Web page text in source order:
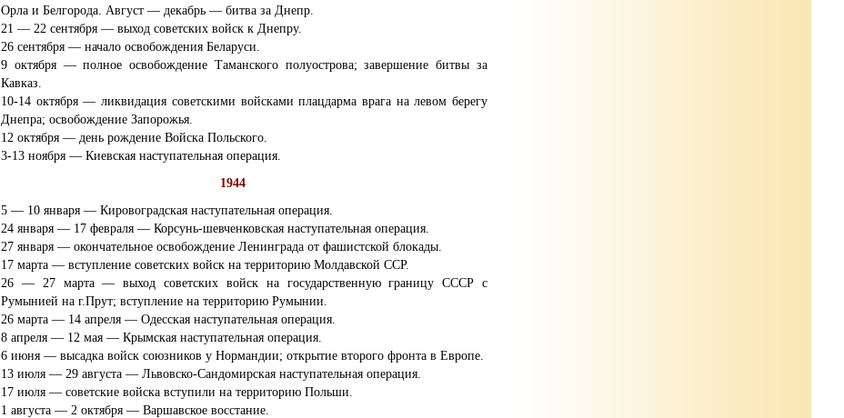
Орла и Белгорода. Август — декабрь — битва за Днепр.
21 — 22 сентября — выход советских войск к Днепру.
26 сентября — начало освобождения Беларуси.
9 октября — полное освобождение Таманского полуострова; завершение битвы за
Кавказ.
10-14 октября — ликвидация советскими войсками плацдарма врага на левом берегу
Днепра; освобождение Запорожья.
12 октября — день рождение Войска Польского.
3-13 ноября — Киевская наступательная операция.
1944
5 — 10 января — Кировоградская наступательная операция.
24 января — 17 февраля — Корсунь-шевченковская наступательная операция.
27 января — окончательное освобождение Ленинграда от фашистской блокады.
17 марта — вступление советских войск на территорию Молдавской ССР.
26 — 27 марта — выход советских войск на государственную границу СССР с
Румынией на г.Прут; вступление на территорию Румынии.
26 марта — 14 апреля — Одесская наступательная операция.
8 апреля — 12 мая — Крымская наступательная операция.
6 июня — высадка войск союзников у Нормандии; открытие второго фронта в Европе.
13 июля — 29 августа — Львовско-Сандомирская наступательная операция.
17 июля — советские войска вступили на территорию Польши.
1 августа — 2 октября — Варшавское восстание.